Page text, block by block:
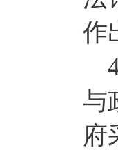
作
与
府